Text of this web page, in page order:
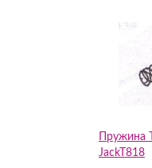
Пружина
JackT818